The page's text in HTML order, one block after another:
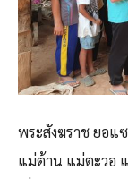
พระสังฆราช ยอ
แม่ต้าน แม่ตะวอ